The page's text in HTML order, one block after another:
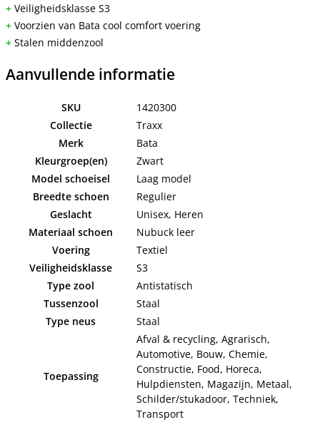
+ Veiligheidsklasse S3
+ Voorzien van Bata cool comfort voering
+ Stalen middenzool
Aanvullende informatie
SKU
1420300
Collectie
Traxx
Merk
Bata
Kleurgroep(en)
Zwart
Model schoeisel
Laag model
Breedte schoen
Regulier
Geslacht
Unisex, Heren
Materiaal schoen
Nubuck leer
Voering
Textiel
Veiligheidsklasse
S3
Type zool
Antistatisch
Tussenzool
Staal
Type neus
Staal
Toepassing
Afval & recycling, Agrarisch,
Automotive, Bouw, Chemie,
Constructie, Food, Horeca,
Hulpdiensten, Magazijn, Metaal,
Schilder/stukadoor, Techniek,
Transport